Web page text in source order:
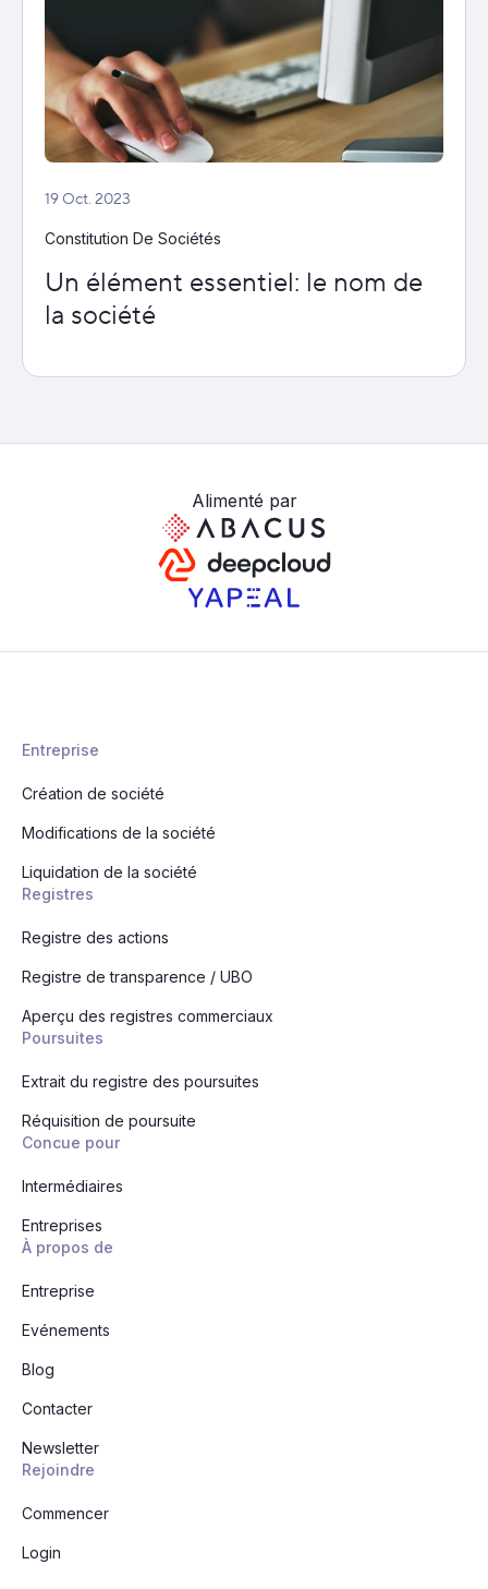
19 Oct. 2023
Constitution De Sociétés
Un élément essentiel: le nom de
la société
Alimenté par
Entreprise
Création de société
Modifications de la société
Liquidation de la société
Registres
Registre des actions
Registre de transparence / UBO
Aperçu des registres commerciaux
Poursuites
Extrait du registre des poursuites
Réquisition de poursuite
Concue pour
Intermédiaires
Entreprises
À propos de
Entreprise
Evénements
Blog
Contacter
Newsletter
Rejoindre
Commencer
Login